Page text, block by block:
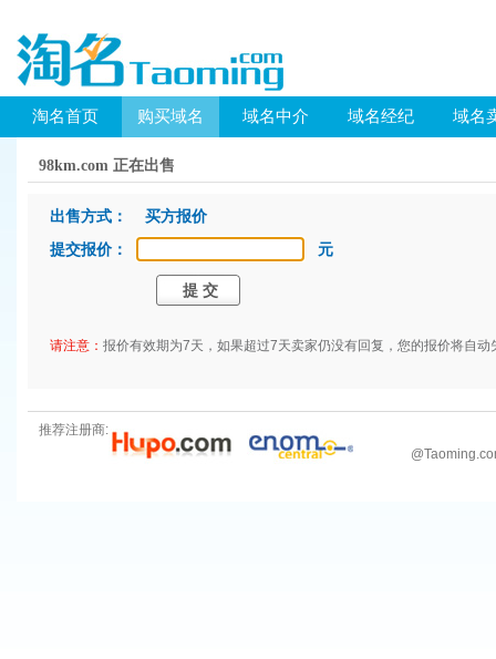
淘名首页 购买域名 域名中介 域名经纪 域名
98km.com 正在出售
出售方式： 买方报价
提交报价：
元
请注意： 报价有效期为7天，如果超过7天卖家仍没有回复，您的报价将自动
推荐注册商:
@